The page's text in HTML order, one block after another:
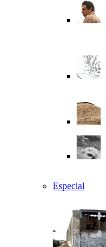
Especial